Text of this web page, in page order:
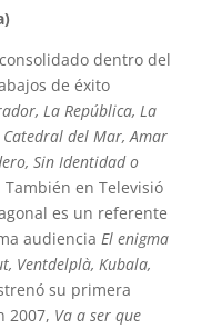
dentro del
de éxito
La República, La
del Mar, Amar
Sin Identidad o
en Televisió
es un referente
audiencia El enigma
Ventdelplà, Kubala,
su primera
2007, Va a ser que